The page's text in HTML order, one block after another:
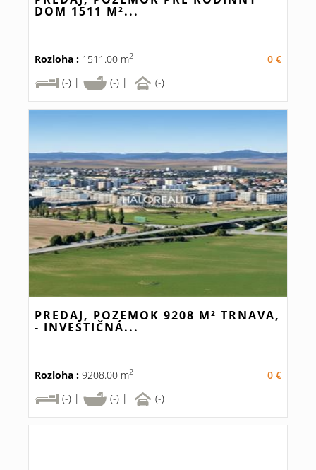
DOM 1511 M²...
Rozloha : 1511.00 m2
0 €
(-) |
(-) | (-)
PREDAJ, POZEMOK 9208 M² TRNAVA,
- INVESTIČNÁ...
Rozloha : 9208.00 m2
0 €
(-) |
(-) | (-)